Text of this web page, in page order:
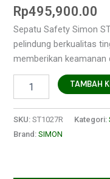
Rp495,900.00
Sepatu Safety Simon
pelindung berkualitas
memberikan keamanan
TAMBAH
SKU:ST1027R Kategori:
Brand:SIMON